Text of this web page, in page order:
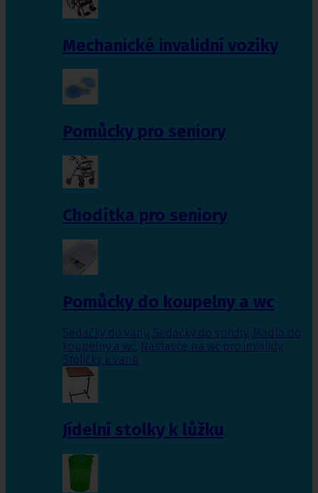
Mechanické invalidní vozíky
Pomůcky pro seniory
Chodítka pro seniory
Pomůcky do koupelny a wc
Sedačky do vany, Sedačky do sprchy, Madla do
koupelny a wc, Nástavce na wc pro invalidy,
Stoličky k vaně
Jídelní stolky k lůžku